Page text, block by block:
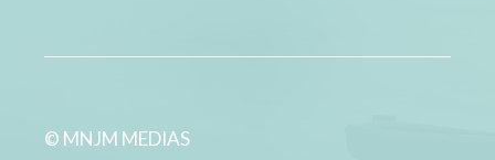
© MNJM MEDIAS